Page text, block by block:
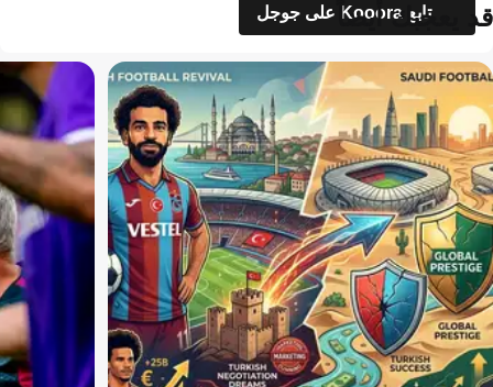
تابع Kooora على جوجل
قد يعجبك أيضاً